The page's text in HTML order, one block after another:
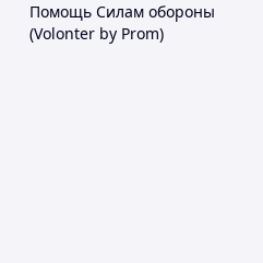
Помощь Силам обороны
(Volonter by Prom)